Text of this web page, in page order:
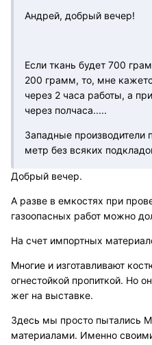
Андрей, добрый вечер!
Если ткань будет 700
200 грамм, то, мне
через 2 часа работы, а
через полчаса.....
Западные производители
метр без всяких
Добрый вечер.
А разве в емкостях при
газоопасных работ можно
На счет импортных
Многие и изготавливают
огнестойкой пропиткой. Но
жег на выставке.
Здесь мы просто пытались
материалами. Именно